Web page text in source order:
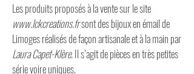
Les produits proposés à la vente sur le site
www.lckcreations.frsont des bijoux en émail de
Limoges réalisés de façon artisanale et à la main par
Laura Capet-Klère. Il s’agit de pièces en très petites
série voire uniques.